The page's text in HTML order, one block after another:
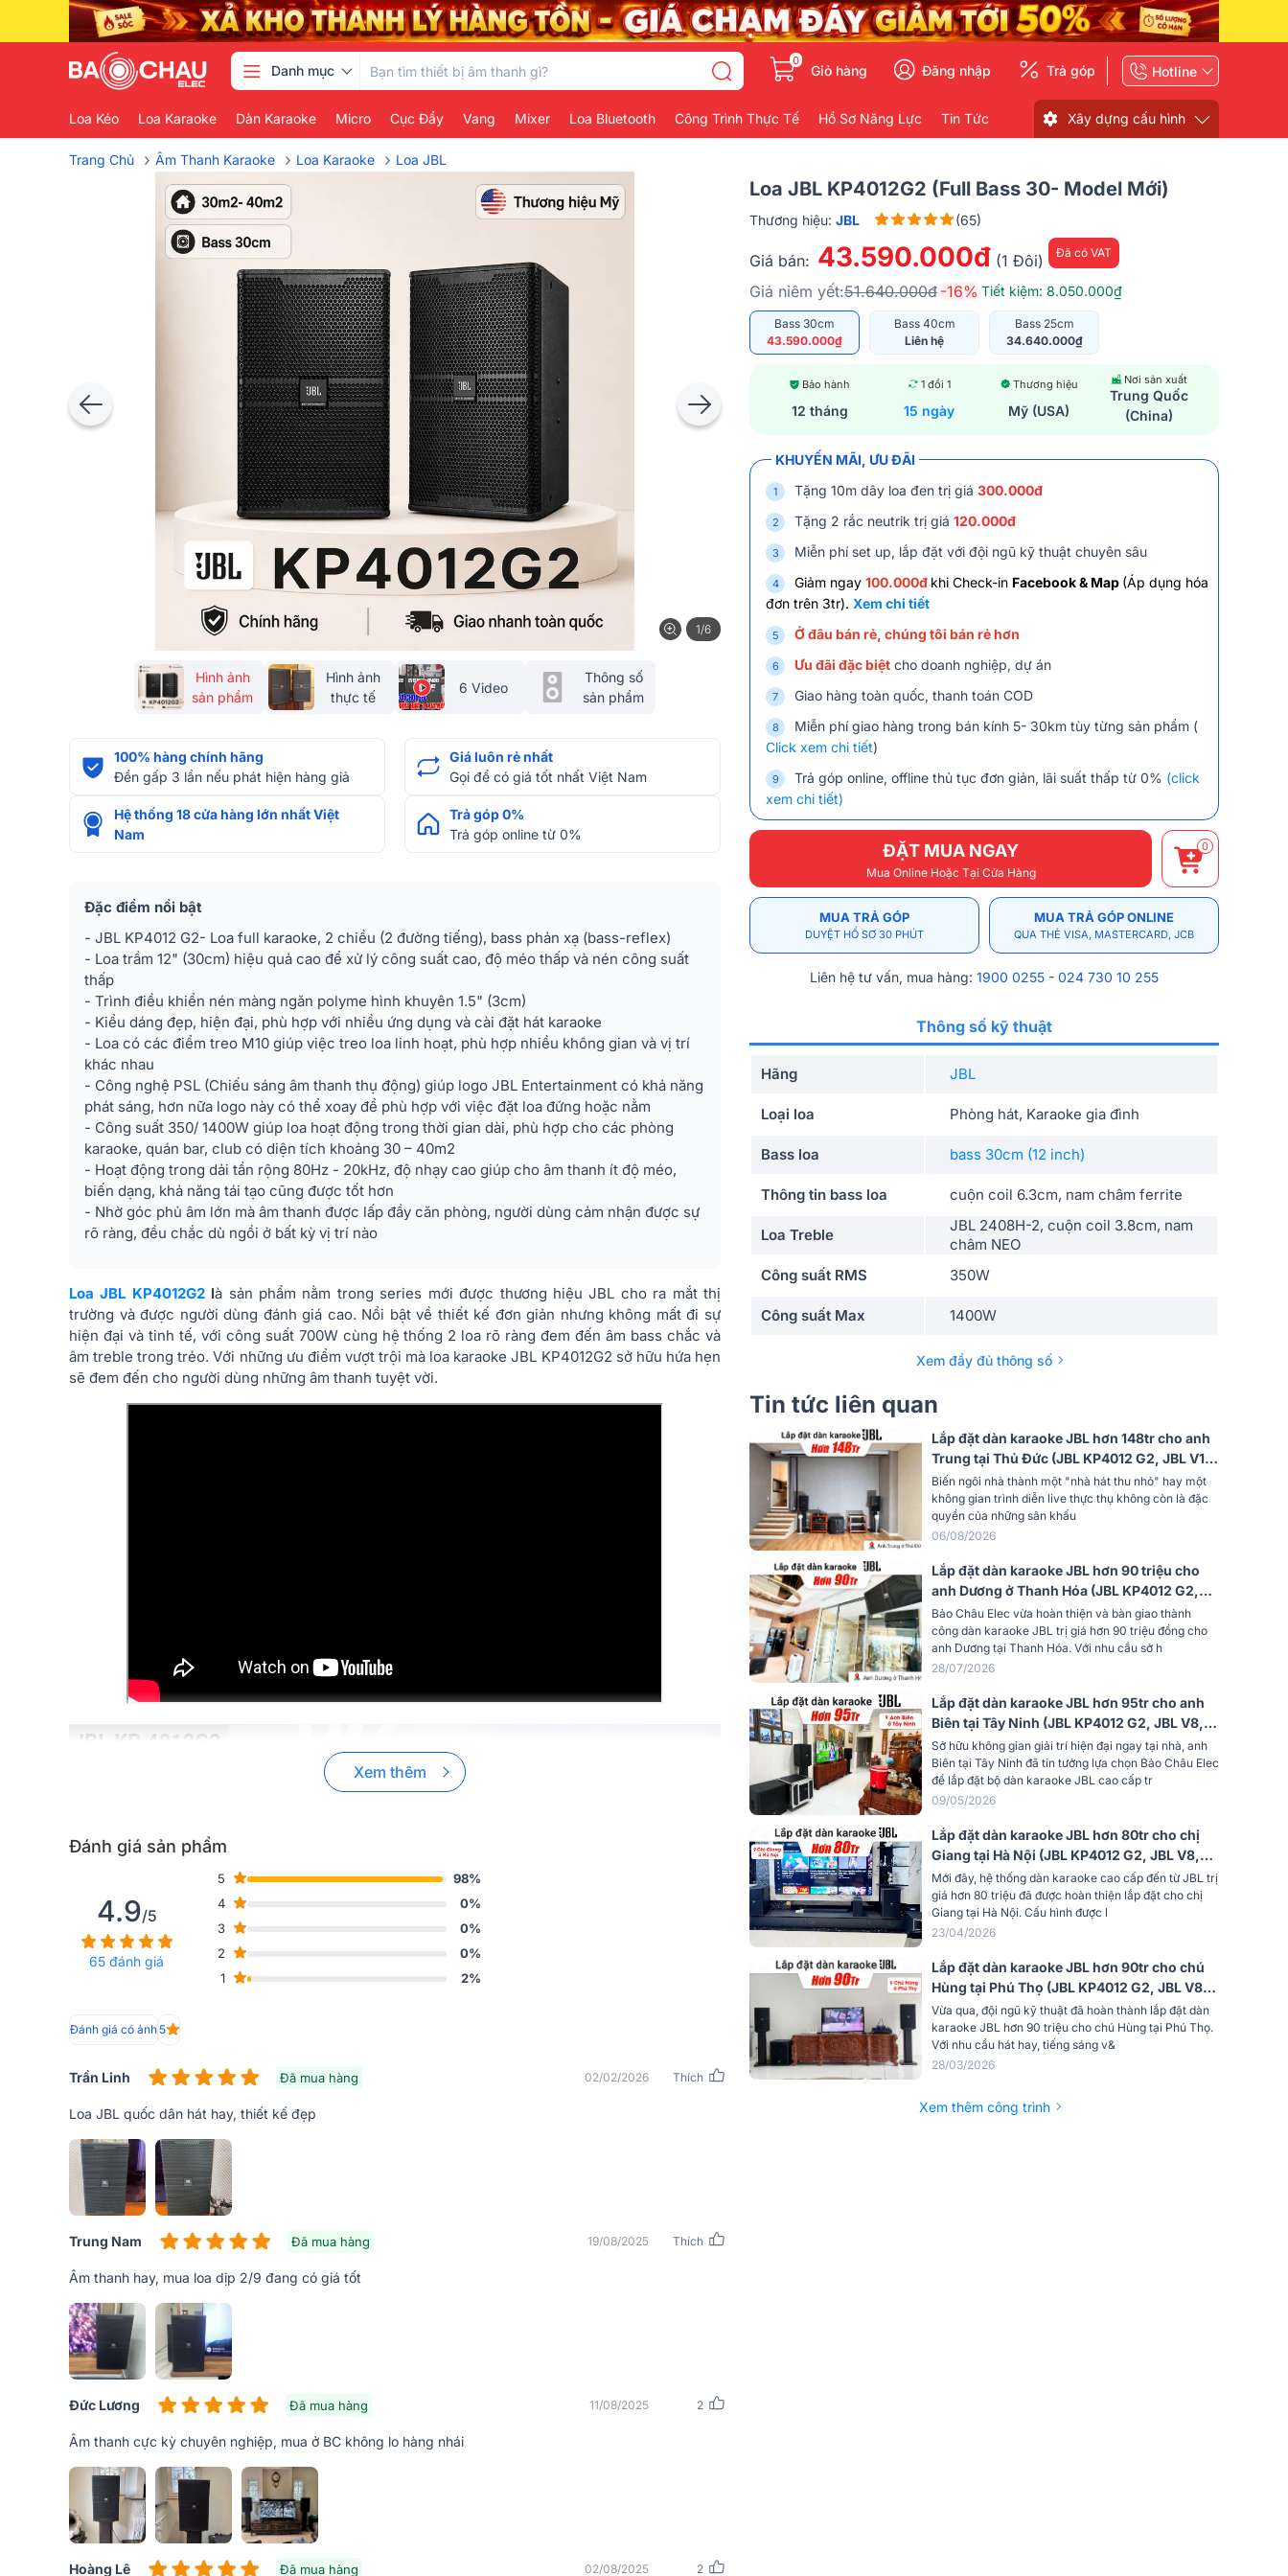
Danh mục
0
Giỏ hàng Đăng nhập Trả góp Hotline
Loa Kéo Loa Karaoke Dàn Karaoke Micro Cục Đẩy Vang Mixer Loa Bluetooth Công Trình Thực Tế Hồ Sơ Năng Lực Tin Tức Xây dựng cấu hình
Trang Chủ › Âm Thanh Karaoke › Loa Karaoke › Loa JBL
1/6
Hình ảnh
sản phẩm
Hình ảnh
thực tế
6 Video
Thông số
sản phẩm
100% hàng chính hãng
Đền gấp 3 lần nếu phát hiện hàng giả
Giá luôn rẻ nhất
Gọi để có giá tốt nhất Việt Nam
Hệ thống 18 cửa hàng lớn nhất Việt
Nam
Trả góp 0%
Trả góp online từ 0%
Đặc điểm nổi bật
- JBL KP4012 G2- Loa full karaoke, 2 chiều (2 đường tiếng), bass phản xạ (bass-reflex)
- Loa trầm 12" (30cm) hiệu quả cao để xử lý công suất cao, độ méo thấp và nén công suất
thấp
- Trình điều khiển nén màng ngăn polyme hình khuyên 1.5" (3cm)
- Kiểu dáng đẹp, hiện đại, phù hợp với nhiều ứng dụng và cài đặt hát karaoke
- Loa có các điểm treo M10 giúp việc treo loa linh hoạt, phù hợp nhiều không gian và vị trí
khác nhau
- Công nghệ PSL (Chiếu sáng âm thanh thụ động) giúp logo JBL Entertainment có khả năng
phát sáng, hơn nữa logo này có thể xoay để phù hợp với việc đặt loa đứng hoặc nằm
- Công suất 350/ 1400W giúp loa hoạt động trong thời gian dài, phù hợp cho các phòng
karaoke, quán bar, club có diện tích khoảng 30 – 40m2
- Hoạt động trong dải tần rộng 80Hz - 20kHz, độ nhạy cao giúp cho âm thanh ít độ méo,
biến dạng, khả năng tái tạo cũng được tốt hơn
- Nhờ góc phủ âm lớn mà âm thanh được lấp đầy căn phòng, người dùng cảm nhận được sự
rõ ràng, đều chắc dù ngồi ở bất kỳ vị trí nào
Loa JBL KP4012G2là sản phẩm nằm trong series mới được thương hiệu JBL cho ra mắt thị
trường và được người dùng đánh giá cao. Nổi bật về thiết kế đơn giản nhưng không mất đi sự
hiện đại và tinh tế, với công suất 700W cùng hệ thống 2 loa rõ ràng đem đến âm bass chắc và
âm treble trong trẻo. Với những ưu điểm vượt trội mà loa karaoke JBL KP4012G2 sở hữu hứa hẹn
sẽ đem đến cho người dùng những âm thanh tuyệt vời.
Đánh giá thiết kế Loa JBL KP4012G2
Sản phẩm loa karaoke JBL KP4012G2 vẫn được tuân thủ những quy tắc về hình thức giống với
các mẫuloa karaoketoàn dải trước đó. Nhà sản xuất JBL đã trang bị cho loa karaoke JBL
KP4012G2 mang những nét tối giản để tạo cảm giác chắc chắn, mạnh mẽ và hiện đại.
Xem thêm
Đánh giá sản phẩm
4.9/5
65 đánh giá
5
98%
4
0%
3
0%
2
0%
1
2%
Đánh giá có ảnh 5
Trần Linh Đã mua hàng 02/02/2026 Thích
Loa JBL quốc dân hát hay, thiết kế đẹp
Trung Nam Đã mua hàng 19/08/2025 Thích
Âm thanh hay, mua loa dịp 2/9 đang có giá tốt
Đức Lương Đã mua hàng 11/08/2025 2
Âm thanh cực kỳ chuyên nghiệp, mua ở BC không lo hàng nhái
Hoàng Lê Đã mua hàng 02/08/2025 2
Loa JBL KP4012G2 (full Bass 30- Model Mới)
Thương hiệu: JBL (65)
Giá bán: 43.590.000đ (1 Đôi) Đã có VAT
Giá niêm yết:51.640.000đ -16% Tiết kiệm: 8.050.000₫
Bass 30cm
43.590.000₫
Bass 40cm
Liên hệ
Bass 25cm
34.640.000₫
Bảo hành
12 tháng
1 đổi 1
15 ngày
Thương hiệu
Mỹ (USA)
Nơi sản xuất
Trung Quốc
(China)
KHUYẾN MÃI, ƯU ĐÃI
Tặng 10m dây loa đen trị giá 300.000đ
Tặng 2 rắc neutrik trị giá 120.000đ
Miễn phí set up, lắp đặt với đội ngũ kỹ thuật chuyên sâu
Giảm ngay 100.000đ khi Check-in Facebook & Map (Áp dụng hóa
đơn trên 3tr). Xem chi tiết
Ở đâu bán rẻ, chúng tôi bán rẻ hơn
Ưu đãi đặc biệt cho doanh nghiệp, dự án
Giao hàng toàn quốc, thanh toán COD
Miễn phí giao hàng trong bán kính 5- 30km tùy từng sản phẩm (
Click xem chi tiết)
Trả góp online, offline thủ tục đơn giản, lãi suất thấp từ 0% (click
xem chi tiết)
ĐẶT MUA NGAY
Mua Online Hoặc Tại Cửa Hàng
0
MUA TRẢ GÓP
DUYỆT HỒ SƠ 30 PHÚT
MUA TRẢ GÓP ONLINE
QUA THẺ VISA, MASTERCARD, JCB
Liên hệ tư vấn, mua hàng: 1900 0255 - 024 730 10 255
Thông số kỹ thuật
Hãng JBL
Loại loa Phòng hát, Karaoke gia đình
Bass loa bass 30cm (12 inch)
Thông tin bass loa cuộn coil 6.3cm, nam châm ferrite
Loa Treble
JBL 2408H-2, cuộn coil 3.8cm, nam
châm NEO
Công suất RMS
350W
Công suất Max 1400W
30m2- 40m2
Độ nhạy(SPL)
Tần số đáp tuyến 80Hz - 20kHz
Cường độ phát âm
cực đại
125 dB
Trở kháng 8 ohms
Góc phủ âm (Ngang x
Dọc)
70° x 100°
Số đường tiếng 2 đường tiếng
Dáng loa Loa fullrange (phổ thông)
Màu sắc Đen
Chất liệu Gỗ ép
Phân khúc Cao cấp
Kích thước (Rộng x
Cao x Sâu)
360 x 600 x 382 mm
Trọng lượng 18.5kg/ loa
Nhập khẩu & Phân
phối
Xem đầy đủ thông số
Tin tức liên quan
Lắp đặt dàn karaoke JBL hơn 148tr cho anh
Trung tại Thủ Đức (JBL KP4012 G2, JBL V10,
JBL V8, JBL VX9, JBL CV18S, JBL VM300,
TIYN M8...)
Biến ngôi nhà thành một "nhà hát thu nhỏ" hay một
không gian trình diễn live thực thụ không còn là đặc
quyền của những sân khấu
06/08/2026
Lắp đặt dàn karaoke JBL hơn 90 triệu cho
anh Dương ở Thanh Hóa (JBL KP4012 G2,
JBL V8, JBL VX9, JBL IRX115S, JBL VM300)
Bảo Châu Elec vừa hoàn thiện và bàn giao thành
công dàn karaoke JBL trị giá hơn 90 triệu đồng cho
anh Dương tại Thanh Hóa. Với nhu cầu sở h
28/07/2026
Lắp đặt dàn karaoke JBL hơn 95tr cho anh
Biên tại Tây Ninh (JBL KP4012 G2, JBL V8,
JBL VX9, JBL IRX115S, JBL VM300, BIK
BSQ-8)
Sở hữu không gian giải trí hiện đại ngay tại nhà, anh
Biên tại Tây Ninh đã tin tưởng lựa chọn Bảo Châu Elec
để lắp đặt bộ dàn karaoke JBL cao cấp tr
09/05/2026
Lắp đặt dàn karaoke JBL hơn 80tr cho chị
Giang tại Hà Nội (JBL KP4012 G2, JBL V8,
KX190, Pasion 12SP, JBL VM300)
Mới đây, hệ thống dàn karaoke cao cấp đến từ JBL trị
giá hơn 80 triệu đã được hoàn thiện lắp đặt cho chị
Giang tại Hà Nội. Cấu hình được l
23/04/2026
Lắp đặt dàn karaoke JBL hơn 90tr cho chú
Hùng tại Phú Thọ (JBL KP4012 G2, JBL V8,
JBL KX190, IRX115S, VM300, BKSound
MS8)
Vừa qua, đội ngũ kỹ thuật đã hoàn thành lắp đặt dàn
karaoke JBL hơn 90 triệu cho chú Hùng tại Phú Thọ.
Với nhu cầu hát hay, tiếng sáng v&
28/03/2026
Xem thêm công trình